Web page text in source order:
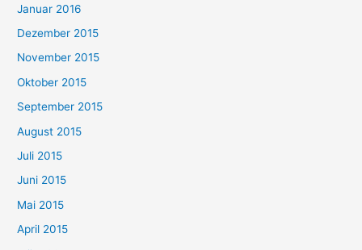
Januar 2016
Dezember 2015
November 2015
Oktober 2015
September 2015
August 2015
Juli 2015
Juni 2015
Mai 2015
April 2015